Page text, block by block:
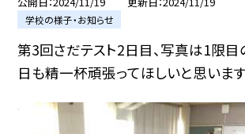
学校の様子・お知らせ
第3回さだテスト2日目、写真は1限目
日も精一杯頑張ってほしいと思います